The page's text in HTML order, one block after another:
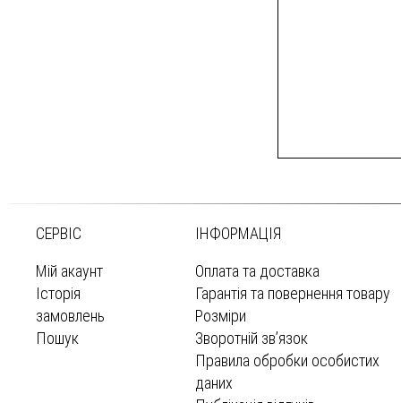
СЕРВІС
Мій акаунт
Історія
замовлень
Пошук
ІНФОРМАЦІЯ
Оплата та доставка
Гарантія та повернення товару
Розміри
Зворотній зв’язок
Правила обробки особистих
даних